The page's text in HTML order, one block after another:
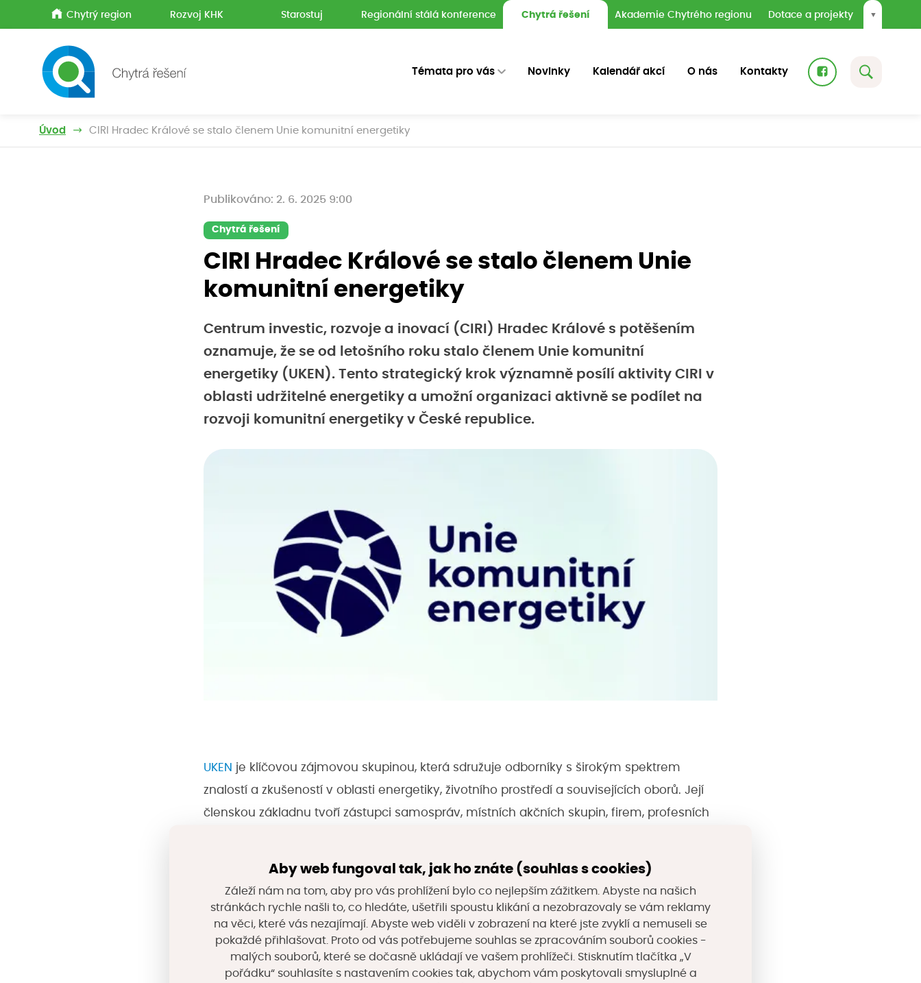
Chytrý region Rozvoj KHK Starostuj Regionální stálá konference Chytrá řešení Akademie Chytrého regionu Dotace a projekty ▼
Témata pro vás Novinky Kalendář akcí O nás Kontakty
Úvod CIRI Hradec Králové se stalo členem Unie komunitní energetiky
Publikováno: 2. 6. 2025 9:00
Chytrá řešení
CIRI Hradec Králové se stalo členem Unie
komunitní energetiky
Centrum investic, rozvoje a inovací (CIRI) Hradec Králové s potěšením
oznamuje, že se od letošního roku stalo členem Unie komunitní
energetiky (UKEN). Tento strategický krok významně posílí aktivity CIRI v
oblasti udržitelné energetiky a umožní organizaci aktivně se podílet na
rozvoji komunitní energetiky v České republice.
UKEN je klíčovou zájmovou skupinou, která sdružuje odborníky s širokým spektrem
znalostí a zkušeností v oblasti energetiky, životního prostředí a souvisejících oborů. Její
členskou základnu tvoří zástupci samospráv, místních akčních skupin, firem, profesních
zaměřuje na prosazování legislativních změn a prováděcích předpisů s cílem co
nejefektivnějšího sdílení energie v praxi. Dále usiluje o promítnutí shromážděných
poznatků do dotačních programů, které podporují rozvoj obnovitelných zdrojů a
komunitní energetiky. UKEN rovněž aktivně sdílí know-how a příklady dobré praxe v
komunitní energetice, a to jak z tuzemska, tak ze zahraničí.
Aby web fungoval tak, jak ho znáte (souhlas s cookies)
Záleží nám na tom, aby pro vás prohlížení bylo co nejlepším zážitkem. Abyste na našich
stránkách rychle našli to, co hledáte, ušetřili spoustu klikání a nezobrazovaly se vám reklamy
na věci, které vás nezajímají. Abyste web viděli v zobrazení na které jste zvyklí a nemuseli se
pokaždé přihlašovat. Proto od vás potřebujeme souhlas se zpracováním souborů cookies -
malých souborů, které se dočasně ukládají ve vašem prohlížeči. Stisknutím tlačítka „V
pořádku“ souhlasíte s nastavením cookies tak, abychom vám poskytovali smysluplné a